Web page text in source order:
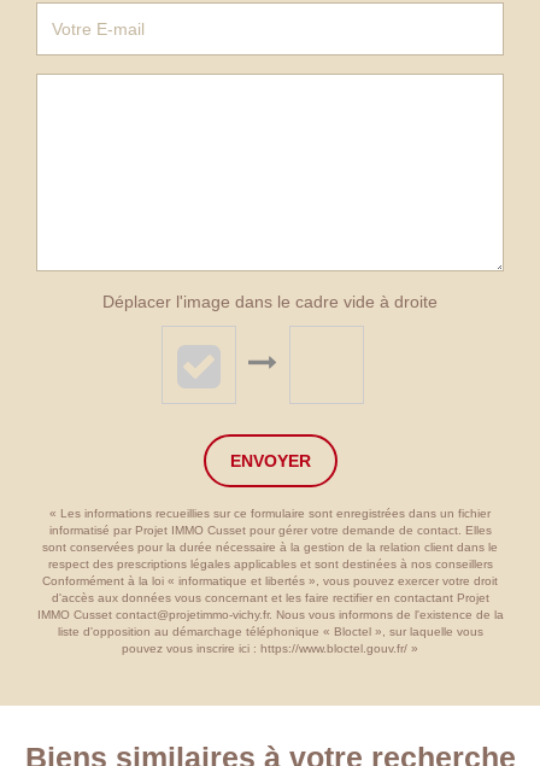
Déplacer l'image dans le cadre vide à droite
ENVOYER
« Les informations recueillies sur ce formulaire sont enregistrées dans un fichier
informatisé par Projet IMMO Cusset pour gérer votre demande de contact. Elles
sont conservées pour la durée nécessaire à la gestion de la relation client dans le
respect des prescriptions légales applicables et sont destinées à nos conseillers
Conformément à la loi « informatique et libertés », vous pouvez exercer votre droit
d'accès aux données vous concernant et les faire rectifier en contactant Projet
IMMO Cusset contact@projetimmo-vichy.fr. Nous vous informons de l'existence de la
liste d'opposition au démarchage téléphonique « Bloctel », sur laquelle vous
pouvez vous inscrire ici : https://www.bloctel.gouv.fr/ »
Biens similaires à votre recherche